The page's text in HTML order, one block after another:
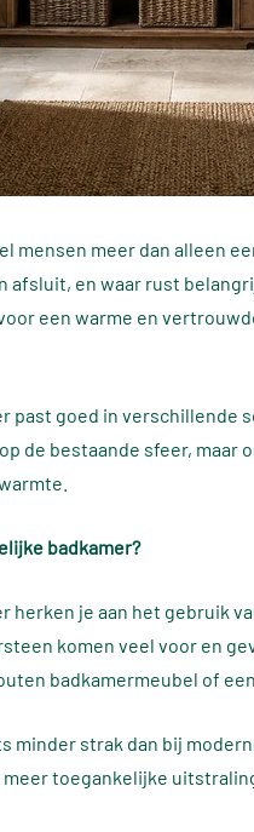
mensen meer dan alleen
afsluit, en waar rust
een warme en
past goed in verschillende
de bestaande sfeer, maar
badkamer?
herken je aan het gebruik
komen veel voor en
badkamermeubel of
minder strak dan bij
toegankelijke